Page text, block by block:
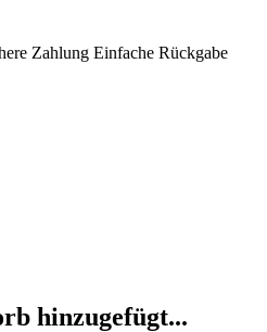
Zahlung Einfache Rückgabe
hinzugefügt...